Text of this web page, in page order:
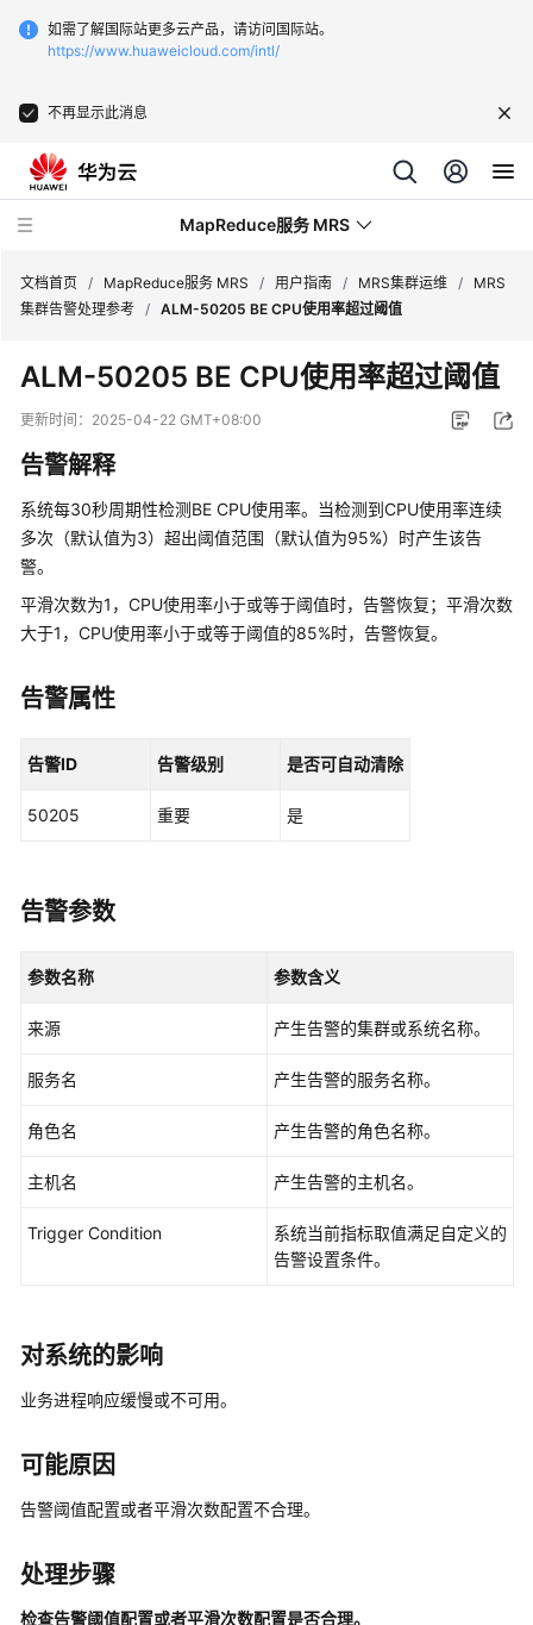
如需了解国际站更多云产品，请访问国际站。
https://www.huaweicloud.com/intl/
不再显示此消息
MapReduce服务 MRS
新
动
务
公
产
绍
计
说
速
门
用
指
备
作
群
规
划
购
买
MRS
安
文档首页 / MapReduce服务 MRS / 用户指南 / MRS集群运维 /
MRS
集群告警处理参考 / ALM-50205 BE CPU使用率超过阈值
ALM-50205 BE CPU使用率超过阈值
更新时间： 2025-04-22 GMT+08:00
告警解释
系统每30秒周期性检测BE CPU使用率。当检测到CPU使用率连续
多次（默认值为3）超出阈值范围（默认值为95%）时产生该告
警。
平滑次数为1，CPU使用率小于或等于阈值时，告警恢复；平滑次数
大于1，CPU使用率小于或等于阈值的85%时，告警恢复。
告警属性
告警ID 告警级别 是否可自动清除
50205 重要 是
告警参数
参数名称 参数含义
来源 产生告警的集群或系统名称。
服务名 产生告警的服务名称。
角色名 产生告警的角色名称。
主机名 产生告警的主机名。
Trigger Condition
系统当前指标取值满足自定义的
告警设置条件。
对系统的影响
业务进程响应缓慢或不可用。
可能原因
告警阈值配置或者平滑次数配置不合理。
处理步骤
检查告警阈值配置或者平滑次数配置是否合理。